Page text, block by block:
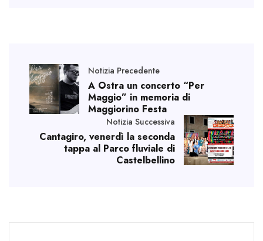
Notizia Precedente
A Ostra un concerto “Per
Maggio” in memoria di
Maggiorino Festa
Notizia Successiva
Cantagiro, venerdì la seconda
tappa al Parco fluviale di
Castelbellino